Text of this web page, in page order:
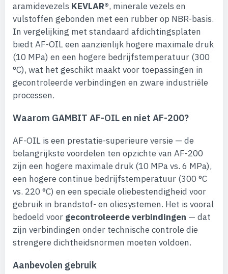
aramidevezels KEVLAR®, minerale vezels en
vulstoffen gebonden met een rubber op NBR-basis.
In vergelijking met standaard afdichtingsplaten
biedt AF-OIL een aanzienlijk hogere maximale druk
(10 MPa) en een hogere bedrijfstemperatuur (300
°C), wat het geschikt maakt voor toepassingen in
gecontroleerde verbindingen en zware industriële
processen.
Waarom GAMBIT AF-OIL en niet AF-200?
AF-OIL is een prestatie-superieure versie — de
belangrijkste voordelen ten opzichte van AF-200
zijn een hogere maximale druk (10 MPa vs. 6 MPa),
een hogere continue bedrijfstemperatuur (300 °C
vs. 220 °C) en een speciale oliebestendigheid voor
gebruik in brandstof- en oliesystemen. Het is vooral
bedoeld voor gecontroleerde verbindingen — dat
zijn verbindingen onder technische controle die
strengere dichtheidsnormen moeten voldoen.
Aanbevolen gebruik